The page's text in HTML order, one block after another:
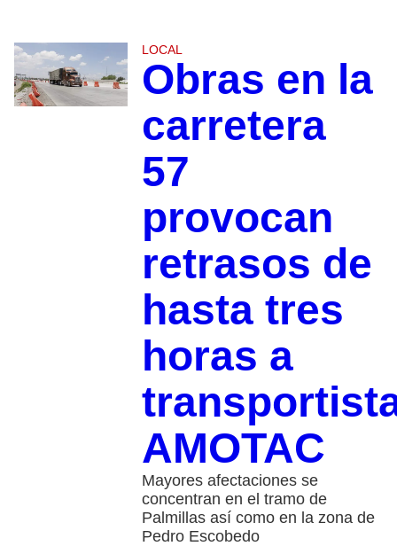
LOCAL
Obras en la
carretera
57
provocan
retrasos de
hasta tres
horas a
AMOTAC
Mayores afectaciones se
concentran en el tramo de
Palmillas así como en la zona de
Pedro Escobedo